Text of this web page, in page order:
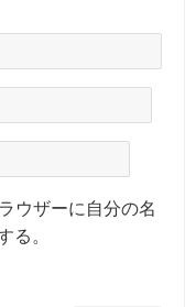
ウザーに自分の名
る。